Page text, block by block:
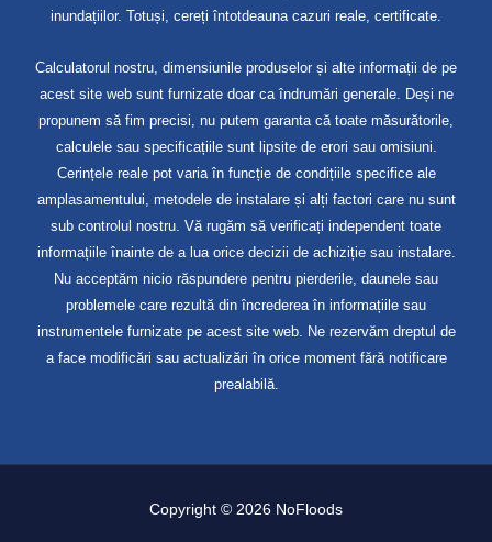
inundațiilor. Totuși, cereți întotdeauna cazuri reale, certificate.
Calculatorul nostru, dimensiunile produselor și alte informații de pe
acest site web sunt furnizate doar ca îndrumări generale. Deși ne
propunem să fim precisi, nu putem garanta că toate măsurătorile,
calculele sau specificațiile sunt lipsite de erori sau omisiuni.
Cerințele reale pot varia în funcție de condițiile specifice ale
amplasamentului, metodele de instalare și alți factori care nu sunt
sub controlul nostru. Vă rugăm să verificați independent toate
informațiile înainte de a lua orice decizii de achiziție sau instalare.
Nu acceptăm nicio răspundere pentru pierderile, daunele sau
problemele care rezultă din încrederea în informațiile sau
instrumentele furnizate pe acest site web. Ne rezervăm dreptul de
a face modificări sau actualizări în orice moment fără notificare
prealabilă.
Copyright © 2026 NoFloods